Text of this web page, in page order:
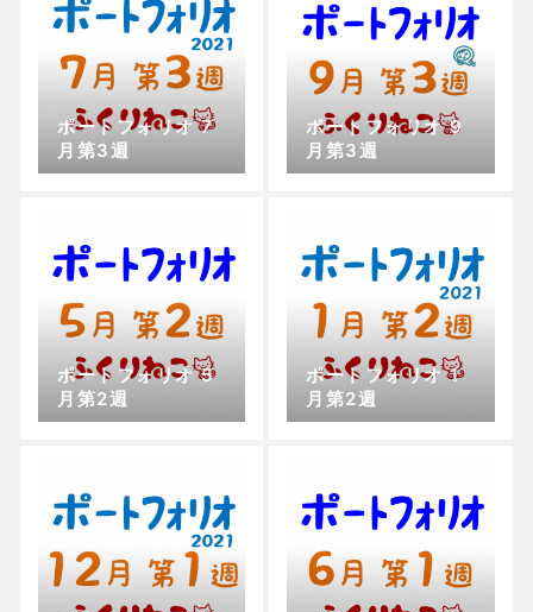
ポートフォリオ 7
月第3週
ポートフォリオ 9
月第3週
ポートフォリオ 5
月第2週
ポートフォリオ 1
月第2週